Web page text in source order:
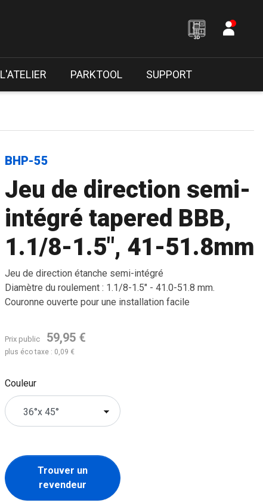
L'ATELIER PARKTOOL SUPPORT
BHP-55
Jeu de direction semi-
intégré tapered BBB,
1.1/8-1.5", 41-51.8mm
Jeu de direction étanche semi-intégré
Diamètre du roulement : 1.1/8-1.5" - 41.0-51.8 mm.
Couronne ouverte pour une installation facile
Prix public 59,95 €
plus éco taxe : 0,09 €
Couleur
Trouver un
revendeur